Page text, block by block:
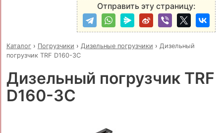
Отправить эту страницу:
Каталог› Погрузчики › Дизельные погрузчики › Дизельный
погрузчик TRF D160-3C
Дизельный погрузчик TRF
D160-3C